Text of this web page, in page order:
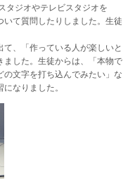
タジオやテレビスタジオを
いて質問したりしました。生徒
、「作っている人が楽しいと
ました。生徒からは、「本物で
文字を打ち込んでみたい」な
なりました。